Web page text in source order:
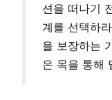
션을 떠나기
계를 선택하
을 보장하는
은 목을 통해